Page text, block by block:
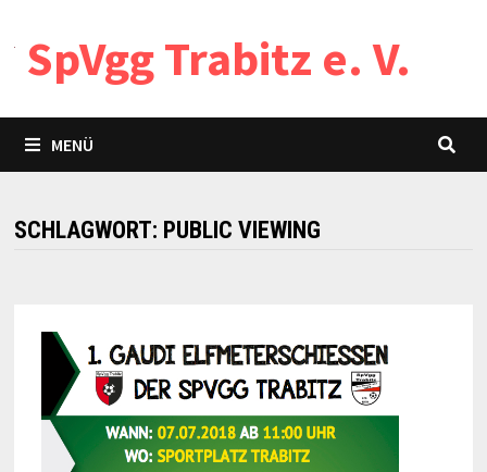
Inhalt
springen
SpVgg Trabitz e. V.
MENÜ
SCHLAGWORT: PUBLIC VIEWING